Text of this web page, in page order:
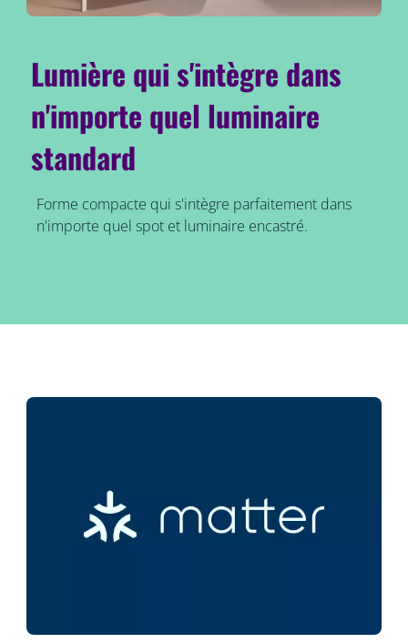
Lumière qui s'intègre dans
n'importe quel luminaire
standard
Forme compacte qui s'intègre parfaitement dans
n'importe quel spot et luminaire encastré.